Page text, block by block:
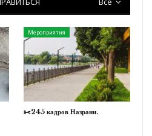
Мероприятия
✂️245 кадров Назрани.